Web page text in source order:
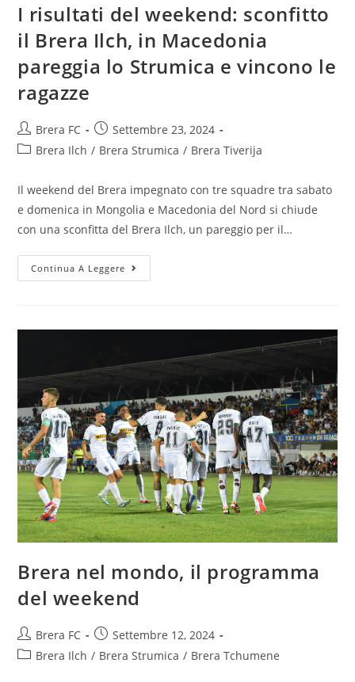
I risultati del weekend: sconfitto
il Brera Ilch, in Macedonia
pareggia lo Strumica e vincono le
ragazze
Brera FC
Settembre 23, 2024
Brera Ilch / Brera Strumica / Brera Tiverija
Il weekend del Brera impegnato con tre squadre tra sabato
e domenica in Mongolia e Macedonia del Nord si chiude
con una sconfitta del Brera Ilch, un pareggio per il…
Continua A Leggere
Brera nel mondo, il programma
del weekend
Brera FC
Settembre 12, 2024
Brera Ilch / Brera Strumica / Brera Tchumene